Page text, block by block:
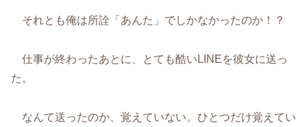
それとも俺は所詮「あんた」でしかなかったのか！？
仕事が終わったあとに、とても酷いLINEを彼女に送っ
た。
なんて送ったのか、覚えていない。ひとつだけ覚えてい